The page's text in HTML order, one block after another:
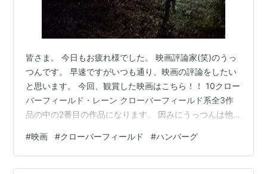
皆さま。 今日もお疲れ様でした。 映画評論家(笑)のうっ
つんです。 早速ですがいつも通り、映画の評論をしたい
と思います。 今回、観賞した映画はこちら！！ 10クロー
バーフィールド・レーン クローバーフィールド系全3作
品の中の2番目の作品になります。 因みにうっつんは他
順番めちゃくちゃやないかい！！ ネットフリックスさ
ん！ちゃんと順番守って配信してくれなきゃ困るでしか
し！ でもパラドックスは前日譚的話だから問題はありま
#映画 #クローバーフィールド #ハンバーグ